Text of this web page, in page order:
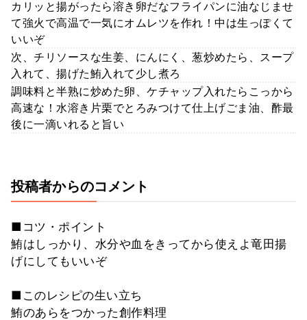
カリッと揚がったら溶き卵だなフライパンに油なじませ
て強火で高温で一気にオムレツを作れ！中は生っぽくて
いいぞ
次、チリソースな生姜、にんにく、葱炒めたら、スープ
入れて、揚げた鮪入れて少し煮ろ
調味料と半熟に炒めた卵、ケチャップ入れたらこっから
高速な！水溶き片栗でとろみつけて仕上げごま油、酢最
後に一滴いれると旨い
投稿者からのコメント
■コツ・ポイント
鮪はしっかり、水分や血をきってから使えよ竜田揚
げにしてもいいぞ
■このレシピの生い立ち
鮪のあらをつかった創作料理